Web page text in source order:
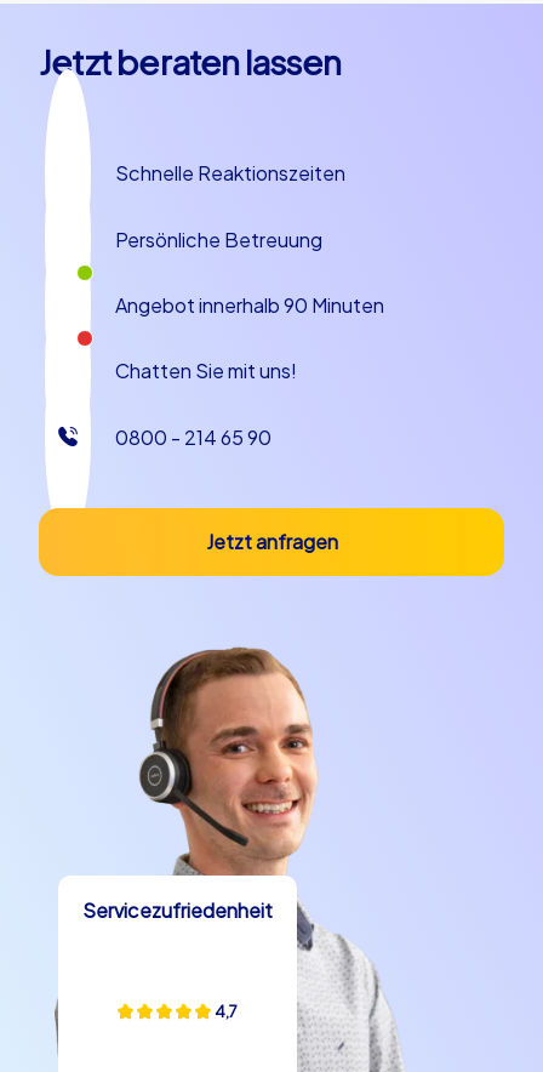
Servicezufriedenheit
4,7
Jetzt beraten lassen
Schnelle Reaktionszeiten
Persönliche Betreuung
Angebot innerhalb 90 Minuten
Chatten Sie mit uns!
0800 - 214 65 90
Jetzt anfragen